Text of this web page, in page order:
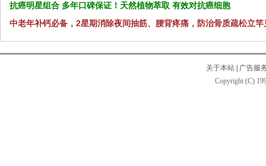
抗癌明星组合 多年口碑保证！天然植物萃取 有效对抗癌细胞
中老年补钙必备，2星期消除夜间抽筋、腰背疼痛，防治骨质疏松立竿
关于本站
广告服
Copyright (C)